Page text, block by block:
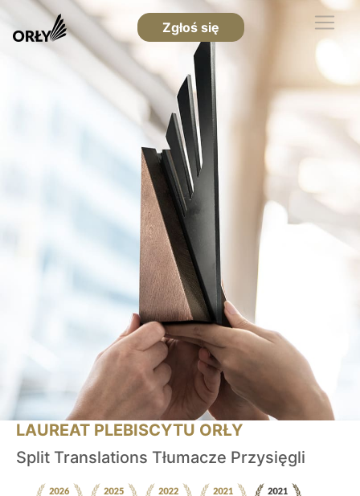
Zgłoś się
LAUREAT PLEBISCYTU ORŁY
Split Translations Tłumacze Przysięgli